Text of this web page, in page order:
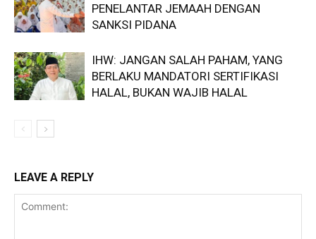
PENELANTAR JEMAAH DENGAN
SANKSI PIDANA
IHW: JANGAN SALAH PAHAM, YANG
BERLAKU MANDATORI SERTIFIKASI
HALAL, BUKAN WAJIB HALAL
LEAVE A REPLY